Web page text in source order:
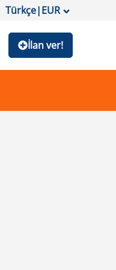
Türkçe|EUR
İlan ver!